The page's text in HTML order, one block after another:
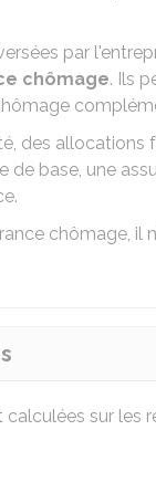
par
chômage. Ils
des allocations
de base, une
chômage, il
sur les